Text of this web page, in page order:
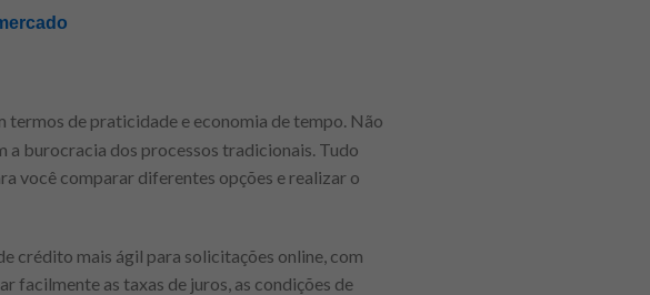
termos de praticidade e economia de tempo. Não
a burocracia dos processos tradicionais. Tudo
você comparar diferentes opções e realizar o
crédito mais ágil para solicitações online, com
facilmente as taxas de juros, as condições de